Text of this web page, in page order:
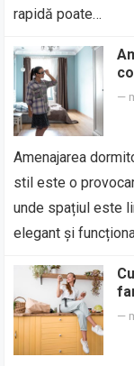
rapidă poate…
—
Amenajarea
stil este o
unde spațiul este
elegant și
—